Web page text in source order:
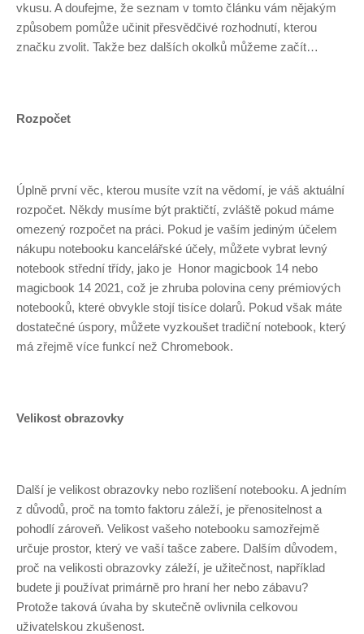
vkusu. A doufejme, že seznam v tomto článku vám nějakým
způsobem pomůže učinit přesvědčivé rozhodnutí, kterou
značku zvolit. Takže bez dalších okolků můžeme začít…
Rozpočet
Úplně první věc, kterou musíte vzít na vědomí, je váš aktuální
rozpočet. Někdy musíme být praktičtí, zvláště pokud máme
omezený rozpočet na práci. Pokud je vaším jediným účelem
nákupu notebooku kancelářské účely, můžete vybrat levný
notebook střední třídy, jako je Honor magicbook 14 nebo
magicbook 14 2021, což je zhruba polovina ceny prémiových
notebooků, které obvykle stojí tisíce dolarů. Pokud však máte
dostatečné úspory, můžete vyzkoušet tradiční notebook, který
má zřejmě více funkcí než Chromebook.
Velikost obrazovky
Další je velikost obrazovky nebo rozlišení notebooku. A jedním
z důvodů, proč na tomto faktoru záleží, je přenositelnost a
pohodlí zároveň. Velikost vašeho notebooku samozřejmě
určuje prostor, který ve vaší tašce zabere. Dalším důvodem,
proč na velikosti obrazovky záleží, je užitečnost, například
budete ji používat primárně pro hraní her nebo zábavu?
Protože taková úvaha by skutečně ovlivnila celkovou
uživatelskou zkušenost.